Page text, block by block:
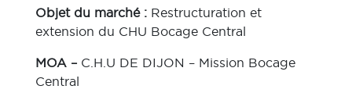
Objet du marché : Restructuration et
extension du CHU Bocage Central
MOA – C.H.U DE DIJON – Mission Bocage
Central